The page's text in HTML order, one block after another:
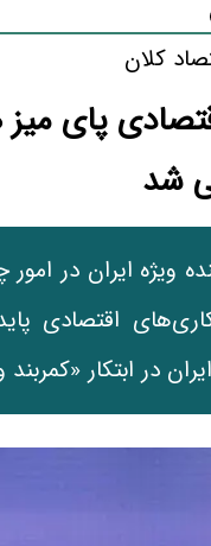
بدون خلق نقدینگی؛ نقش
کلان
پای
شد
ویژه ایران در
اقتصادی
در ابتکار